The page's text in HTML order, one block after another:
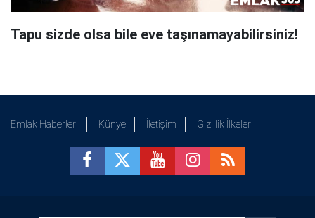
Tapu sizde olsa bile eve taşınamayabilirsiniz!
Emlak Haberleri Künye İletişim Gizlilik İlkeleri